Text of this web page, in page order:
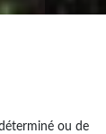
ou de